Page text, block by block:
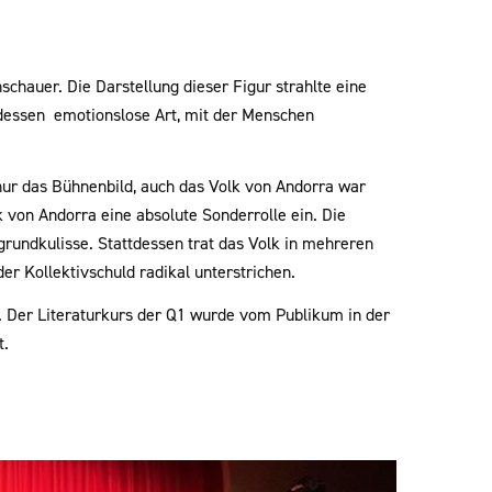
Die Darstellung dieser Figur strahlte eine
emotionslose Art, mit der Menschen
das Bühnenbild, auch das Volk von Andorra war
Andorra eine absolute Sonderrolle ein. Die
Stattdessen trat das Volk in mehreren
Kollektivschuld radikal unterstrichen.
Literaturkurs der Q1 wurde vom Publikum in der